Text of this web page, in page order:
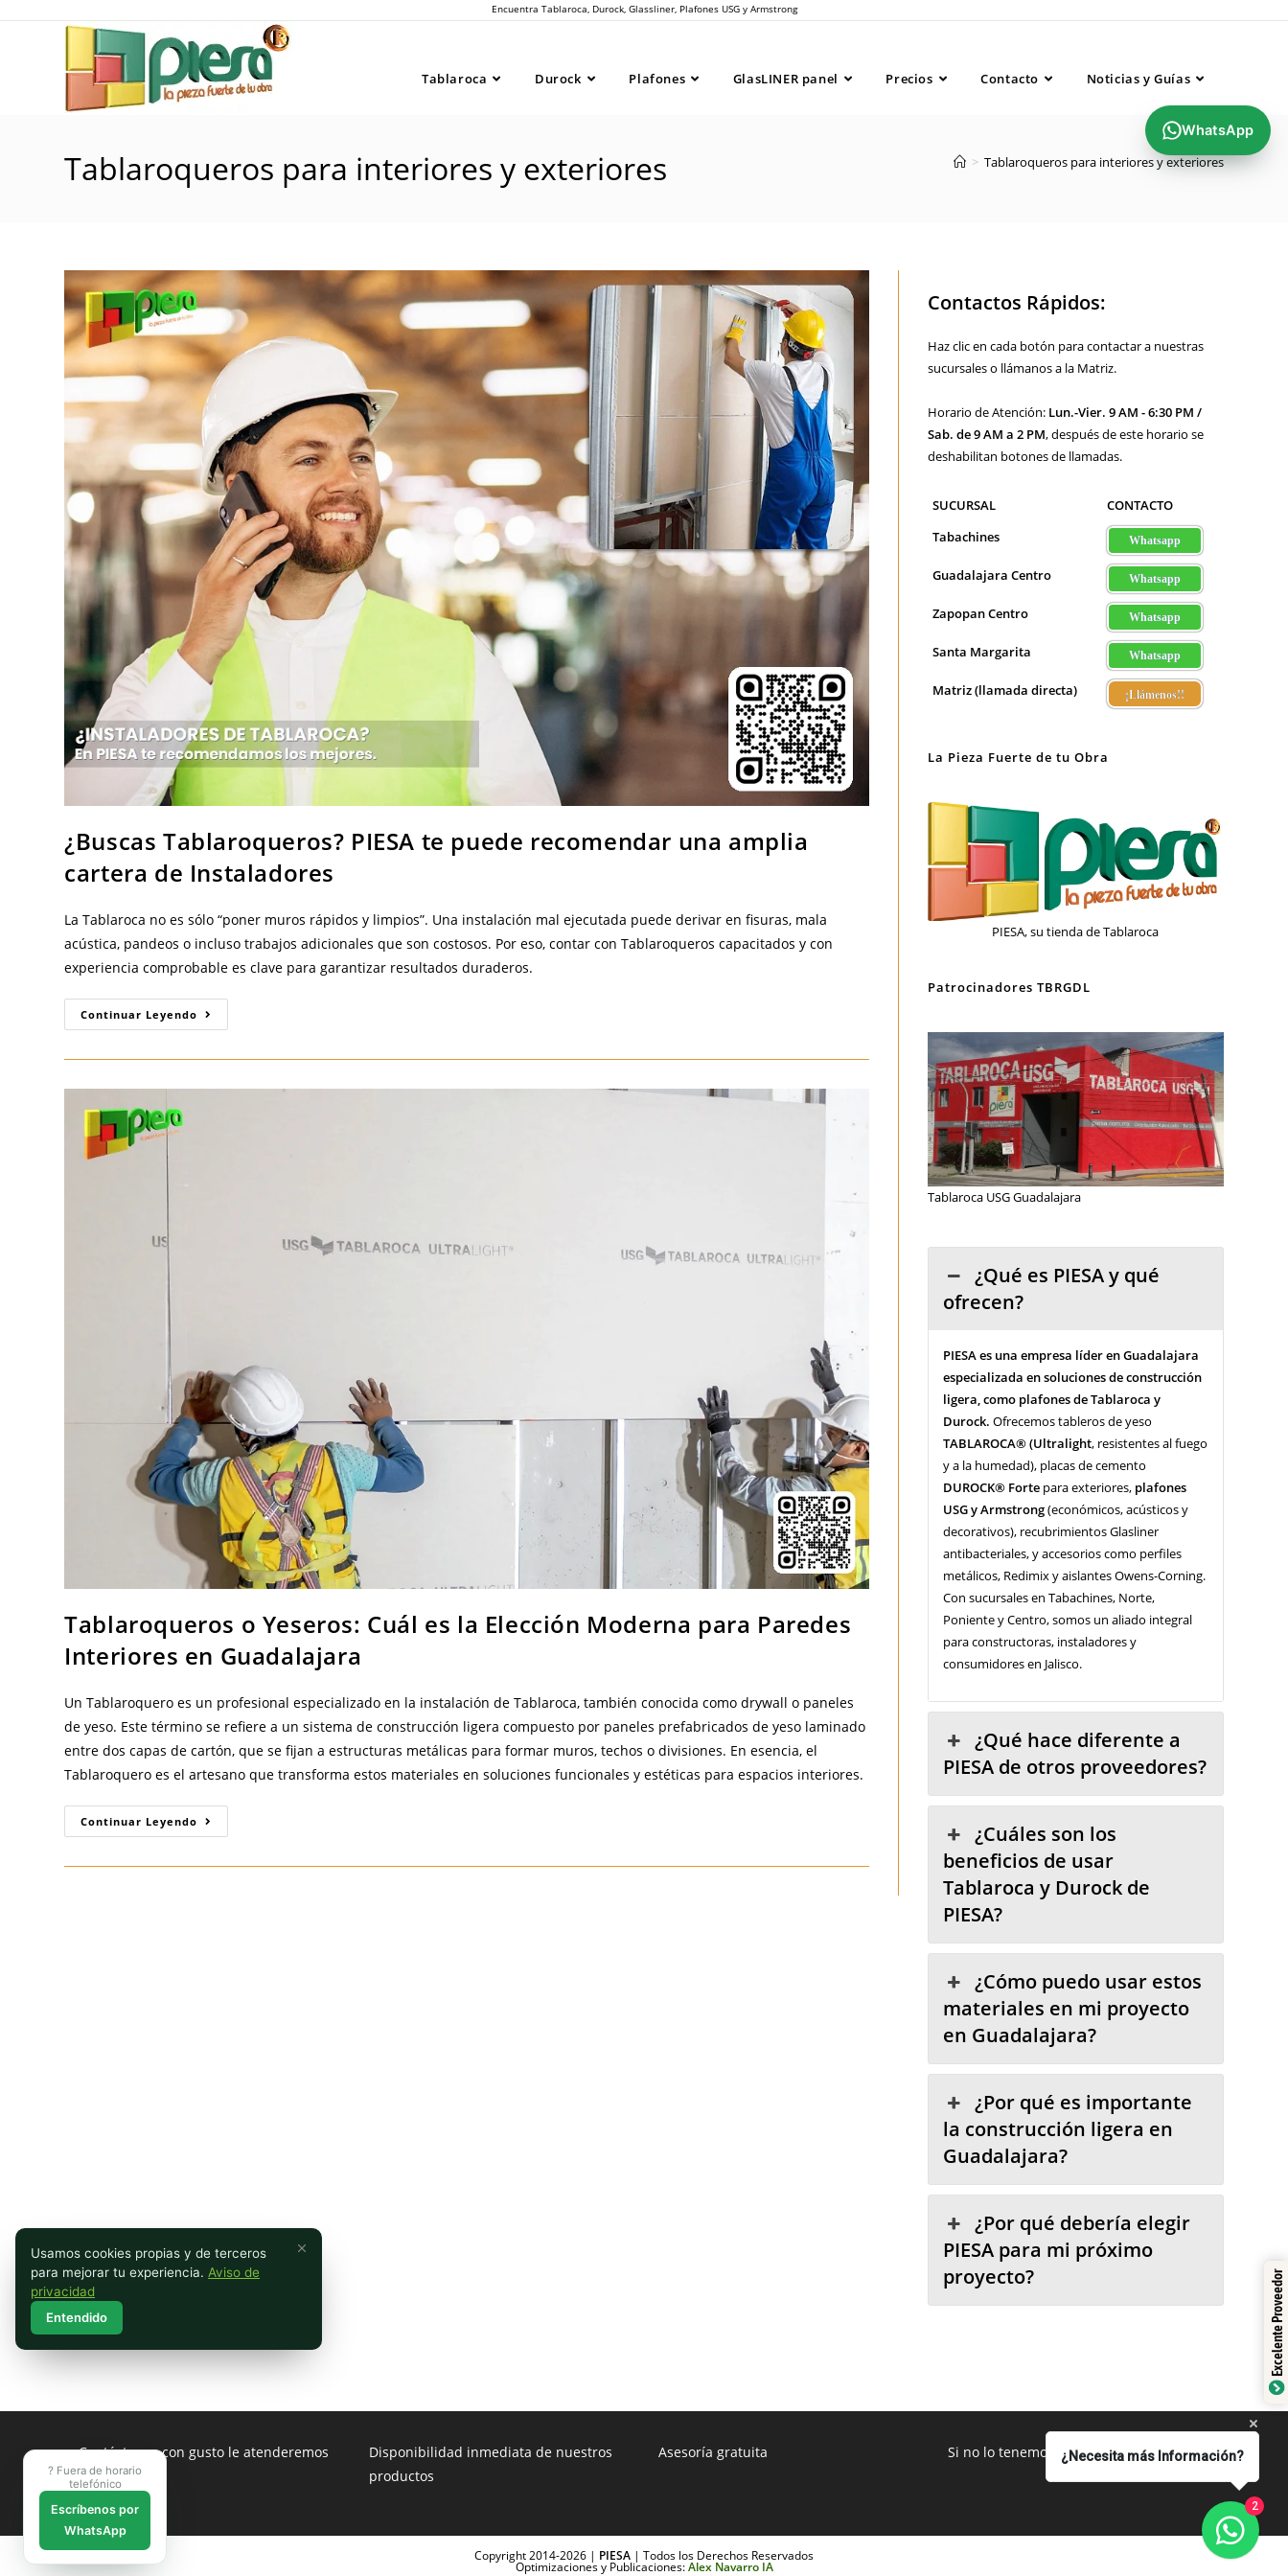
¿Necesita más Información?
2
Encuentra Tablaroca, Durock, Glassliner, Plafones USG y Armstrong
Tablaroca Durock Plafones GlasLINER panel Precios Contacto Noticias y Guías
Tablaroqueros para interiores y exteriores > Tablaroqueros para interiores y exteriores
¿Buscas Tablaroqueros? PIESA te puede recomendar una amplia
cartera de Instaladores
La Tablaroca no es sólo “poner muros rápidos y limpios”. Una instalación mal ejecutada puede derivar en fisuras, mala
acústica, pandeos o incluso trabajos adicionales que son costosos. Por eso, contar con Tablaroqueros capacitados y con
experiencia comprobable es clave para garantizar resultados duraderos.
Continuar Leyendo ¿Buscas
Tablaroqueros?
Te
Tablaroqueros o Yeseros: Cuál es la Elección Moderna para Paredes
Interiores en Guadalajara
Un Tablaroquero es un profesional especializado en la instalación de Tablaroca, también conocida como drywall o paneles
de yeso. Este término se refiere a un sistema de construcción ligera compuesto por paneles prefabricados de yeso laminado
entre dos capas de cartón, que se fijan a estructuras metálicas para formar muros, techos o divisiones. En esencia, el
Tablaroquero es el artesano que transforma estos materiales en soluciones funcionales y estéticas para espacios interiores.
Continuar Leyendo Tablaroqueros
O
Contactos Rápidos:
Haz clic en cada botón para contactar a nuestras
sucursales o llámanos a la Matriz.
Horario de Atención: Lun.-Vier. 9 AM - 6:30 PM /
Sab. de 9 AM a 2 PM, después de este horario se
deshabilitan botones de llamadas.
SUCURSAL
CONTACTO
Tabachines
Whatsapp
Guadalajara Centro Whatsapp
Zapopan Centro Whatsapp
Santa Margarita Whatsapp
Matriz (llamada directa) ¡Llámenos!!
La Pieza Fuerte de tu Obra
PIESA, su tienda de Tablaroca
Patrocinadores TBRGDL
Tablaroca USG Guadalajara
¿Qué es PIESA y qué
ofrecen?
PIESA es una empresa líder en Guadalajara
especializada en soluciones de construcción
ligera, como plafones de Tablaroca y
Durock. Ofrecemos tableros de yeso
TABLAROCA® (Ultralight, resistentes al fuego
y a la humedad), placas de cemento
DUROCK® Forte para exteriores, plafones
USG y Armstrong(económicos, acústicos y
decorativos), recubrimientos Glasliner
antibacteriales, y accesorios como perfiles
metálicos, Redimix y aislantes Owens-Corning.
Con sucursales en Tabachines, Norte,
Poniente y Centro, somos un aliado integral
para constructoras, instaladores y
consumidores en Jalisco.
¿Qué hace diferente a
PIESA de otros proveedores?
¿Cuáles son los
beneficios de usar
Tablaroca y Durock de
PIESA?
¿Cómo puedo usar estos
materiales en mi proyecto
en Guadalajara?
¿Por qué es importante
la construcción ligera en
Guadalajara?
¿Por qué debería elegir
PIESA para mi próximo
proyecto?
Contáctenos con gusto le atenderemos
Disponibilidad inmediata de nuestros
productos
Asesoría gratuita Si no lo tenemos se los conseguimos
Copyright 2014-2026 | PIESA | Todos los Derechos Reservados
Optimizaciones y Publicaciones:Alex Navarro IA
WhatsApp
? Fuera de horario
telefónico
Escríbenos por
WhatsApp
Usamos cookies propias y de terceros
para mejorar tu experiencia. Aviso de
privacidad
Entendido
Excelente Proveedor